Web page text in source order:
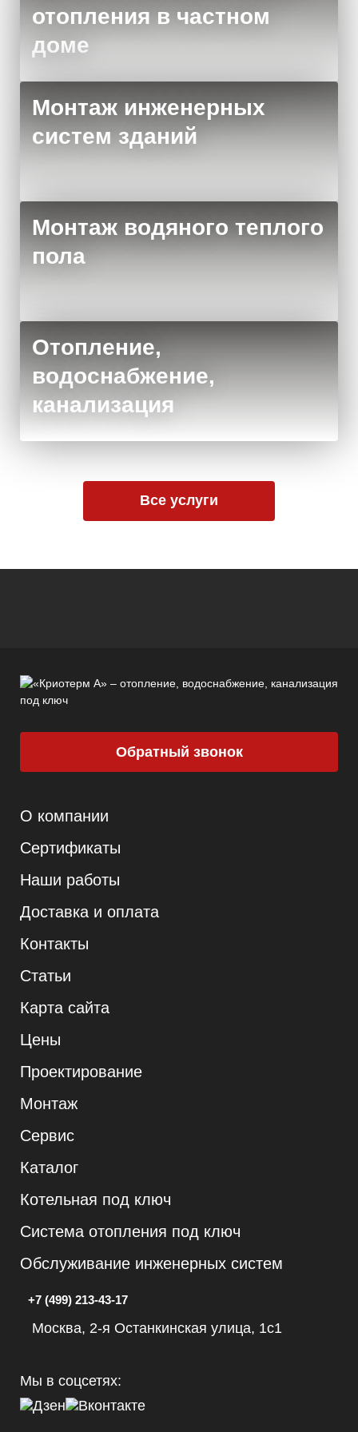
отопления в частном
доме
Монтаж инженерных
систем зданий
Монтаж водяного теплого
пола
Отопление,
водоснабжение,
канализация
Все услуги
Обратный звонок
О компании
Сертификаты
Наши работы
Доставка и оплата
Контакты
Статьи
Карта сайта
Цены
Проектирование
Монтаж
Сервис
Каталог
Котельная под ключ
Система отопления под ключ
Обслуживание инженерных систем
+7 (499) 213-43-17
Москва, 2-я Останкинская улица, 1с1
Мы в соцсетях: